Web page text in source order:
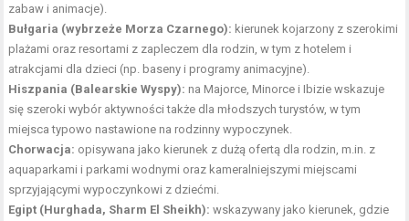
zabaw i animacje).
Bułgaria (wybrzeże Morza Czarnego): kierunek kojarzony z szerokimi
plażami oraz resortami z zapleczem dla rodzin, w tym z hotelem i
atrakcjami dla dzieci (np. baseny i programy animacyjne).
Hiszpania (Balearskie Wyspy): na Majorce, Minorce i Ibizie wskazuje
się szeroki wybór aktywności także dla młodszych turystów, w tym
miejsca typowo nastawione na rodzinny wypoczynek.
Chorwacja: opisywana jako kierunek z dużą ofertą dla rodzin, m.in. z
aquaparkami i parkami wodnymi oraz kameralniejszymi miejscami
sprzyjającymi wypoczynkowi z dziećmi.
Egipt (Hurghada, Sharm El Sheikh): wskazywany jako kierunek, gdzie